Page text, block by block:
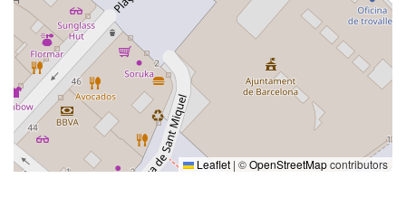
Leaflet | ©OpenStreetMapcontributors